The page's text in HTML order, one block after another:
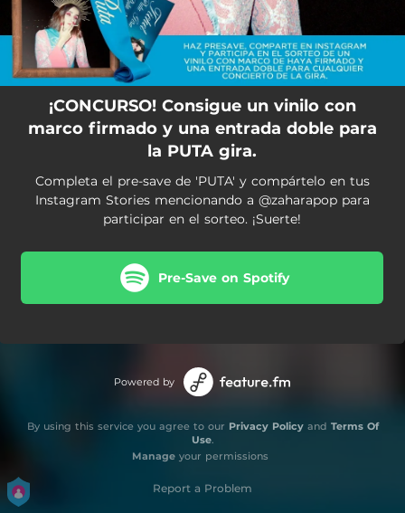
¡CONCURSO! Consigue un vinilo con
marco firmado y una entrada doble para
la PUTA gira.
Completa el pre-save de 'PUTA' y compártelo en tus
Instagram Stories mencionando a @zaharapop para
participar en el sorteo. ¡Suerte!
Pre-Save on Spotify
Powered by
By using this service you agree to our Privacy Policyand Terms Of
Use.
Manageyour permissions
Report a Problem